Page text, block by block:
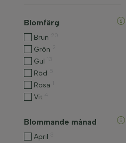
Blomfärg
Brun
Grön
Gul
Röd
Rosa
Vit
Blommande månad
April